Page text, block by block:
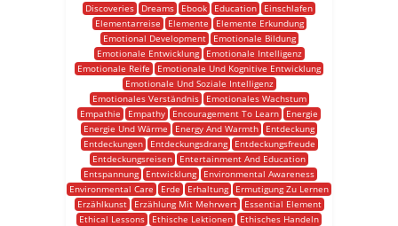
Discoveries
Dreams Ebook Education
Einschlafen
Elementarreise
Elemente
Elemente Erkundung
Emotional Development
Emotionale Bildung
Emotionale Entwicklung
Emotionale Intelligenz
Emotionale Reife
Emotionale Und Kognitive Entwicklung
Emotionale Und Soziale Intelligenz
Emotionales Verständnis
Emotionales Wachstum
Empathie
Empathy Encouragement To Learn
Energie
Energie Und Wärme
Energy And Warmth
Entdeckung
Entdeckungen
Entdeckungsdrang
Entdeckungsfreude
Entdeckungsreisen
Entertainment And Education
Entspannung
Entwicklung
Environmental Awareness
Environmental Care
Erde Erhaltung
Ermutigung Zu Lernen
Erzählkunst
Erzählung Mit Mehrwert
Essential Element
Ethical Lessons
Ethische Lektionen
Ethisches Handeln